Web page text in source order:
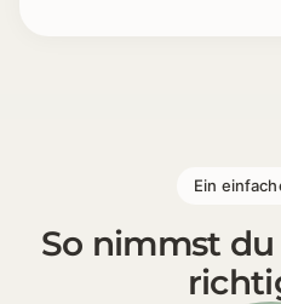
Ein
So nimmst
1 [https://echt-vital.de/